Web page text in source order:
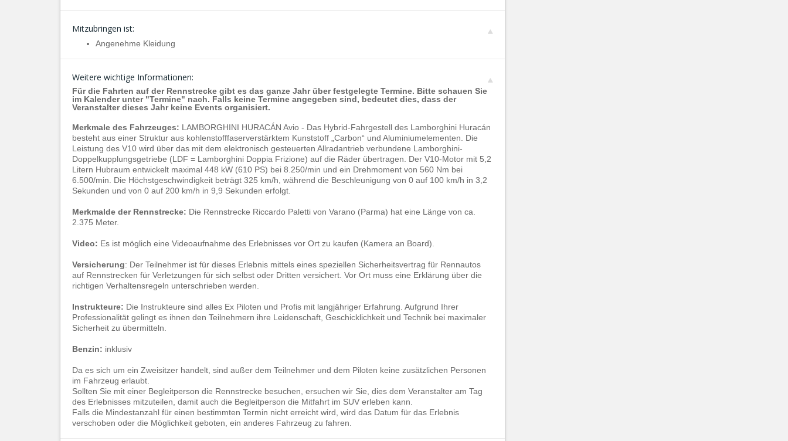
Mitzubringen ist:
Angenehme Kleidung
Weitere wichtige Informationen:
Für die Fahrten auf der Rennstrecke gibt es das ganze Jahr über festgelegte Termine. Bitte schauen Sie
im Kalender unter "Termine" nach. Falls keine Termine angegeben sind, bedeutet dies, dass der
Veranstalter dieses Jahr keine Events organisiert.
Merkmale des Fahrzeuges: LAMBORGHINI HURACÁN Avio - Das Hybrid-Fahrgestell des Lamborghini Huracán
besteht aus einer Struktur aus kohlenstofffaserverstärktem Kunststoff „Carbon“ und Aluminiumelementen. Die
Leistung des V10 wird über das mit dem elektronisch gesteuerten Allradantrieb verbundene Lamborghini-
Doppelkupplungsgetriebe (LDF = Lamborghini Doppia Frizione) auf die Räder übertragen. Der V10-Motor mit 5,2
Litern Hubraum entwickelt maximal 448 kW (610 PS) bei 8.250/min und ein Drehmoment von 560 Nm bei
6.500/min. Die Höchstgeschwindigkeit beträgt 325 km/h, während die Beschleunigung von 0 auf 100 km/h in 3,2
Sekunden und von 0 auf 200 km/h in 9,9 Sekunden erfolgt.
Merkmalde der Rennstrecke: Die Rennstrecke Riccardo Paletti von Varano (Parma) hat eine Länge von ca.
2.375 Meter.
Video: Es ist möglich eine Videoaufnahme des Erlebnisses vor Ort zu kaufen (Kamera an Board).
Versicherung: Der Teilnehmer ist für dieses Erlebnis mittels eines speziellen Sicherheitsvertrag für Rennautos
auf Rennstrecken für Verletzungen für sich selbst oder Dritten versichert. Vor Ort muss eine Erklärung über die
richtigen Verhaltensregeln unterschrieben werden.
Instrukteure: Die Instrukteure sind alles Ex Piloten und Profis mit langjähriger Erfahrung. Aufgrund Ihrer
Professionalität gelingt es ihnen den Teilnehmern ihre Leidenschaft, Geschicklichkeit und Technik bei maximaler
Sicherheit zu übermitteln.
Benzin: inklusiv
Da es sich um ein Zweisitzer handelt, sind außer dem Teilnehmer und dem Piloten keine zusätzlichen Personen
im Fahrzeug erlaubt.
Sollten Sie mit einer Begleitperson die Rennstrecke besuchen, ersuchen wir Sie, dies dem Veranstalter am Tag
des Erlebnisses mitzuteilen, damit auch die Begleitperson die Mitfahrt im SUV erleben kann.
Falls die Mindestanzahl für einen bestimmten Termin nicht erreicht wird, wird das Datum für das Erlebnis
verschoben oder die Möglichkeit geboten, ein anderes Fahrzeug zu fahren.